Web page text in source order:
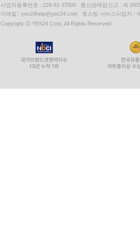
사업자등록번호 : 229-81-37000 통신판매업신고 : 제
이메일 : yes24help@yes24.com 호스팅 서비스사업자 :
Copyright ⓒ YES24 Corp. All Rights Reserved.